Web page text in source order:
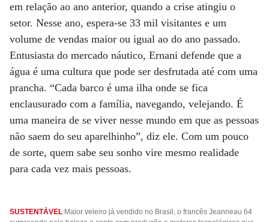
em relação ao ano anterior, quando a crise atingiu o
setor. Nesse ano, espera-se 33 mil visitantes e um
volume de vendas maior ou igual ao do ano passado.
Entusiasta do mercado náutico, Ernani defende que a
água é uma cultura que pode ser desfrutada até com uma
prancha. “Cada barco é uma ilha onde se fica
enclausurado com a família, navegando, velejando. É
uma maneira de se viver nesse mundo em que as pessoas
não saem do seu aparelhinho”, diz ele. Com um pouco
de sorte, quem sabe seu sonho vire mesmo realidade
para cada vez mais pessoas.
SUSTENTÁVEL Maior veleiro já vendido no Brasil, o francês Jeanneau 64